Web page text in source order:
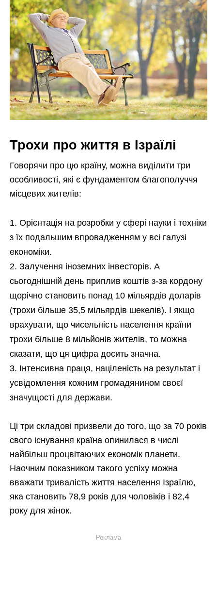
Трохи про життя в Ізраїлі
Говорячи про цю країну, можна виділити три
особливості, які є фундаментом благополуччя
місцевих жителів:
Орієнтація на розробки у сфері науки і техніки
з їх подальшим впровадженням у всі галузі
економіки.
Залучення іноземних інвесторів. А
сьогоднішній день приплив коштів з-за кордону
щорічно становить понад 10 мільярдів доларів
(трохи більше 35,5 мільярдів шекелів). І якщо
врахувати, що чисельність населення країни
трохи більше 8 мільйонів жителів, то можна
сказати, що ця цифра досить значна.
Інтенсивна праця, націленість на результат і
усвідомлення кожним громадянином своєї
значущості для держави.
Ці три складові призвели до того, що за 70 років
свого існування країна опинилася в числі
найбільш процвітаючих економік планети.
Наочним показником такого успіху можна
вважати тривалість життя населення Ізраїлю,
яка становить 78,9 років для чоловіків і 82,4
року для жінок.
Реклама